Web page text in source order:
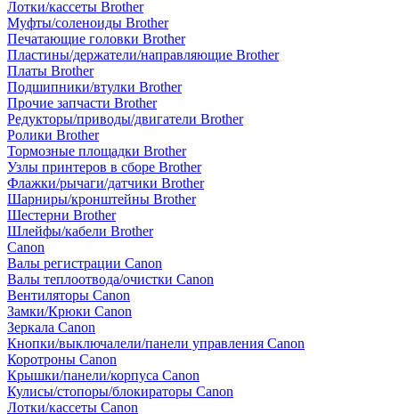
Лотки/кассеты Brother
Муфты/соленоиды Brother
Печатающие головки Brother
Пластины/держатели/направляющие Brother
Платы Brother
Подшипники/втулки Brother
Прочие запчасти Brother
Редукторы/приводы/двигатели Brother
Ролики Brother
Тормозные площадки Brother
Узлы принтеров в сборе Brother
Флажки/рычаги/датчики Brother
Шарниры/кронштейны Brother
Шестерни Brother
Шлейфы/кабели Brother
Canon
Валы регистрации Canon
Валы теплоотвода/очистки Canon
Вентиляторы Canon
Замки/Крюки Canon
Зеркала Canon
Кнопки/выключалели/панели управления Canon
Коротроны Canon
Крышки/панели/корпуса Canon
Кулисы/стопоры/блокираторы Canon
Лотки/кассеты Canon